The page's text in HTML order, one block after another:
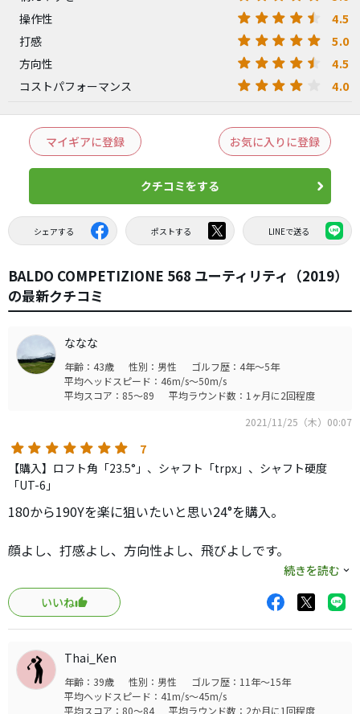
操作性 4.5
打感 5.0
方向性 4.5
コストパフォーマンス 4.0
マイギアに登録 お気に入りに登録
クチコミをする
シェアする ポストする LINEで送る
BALDO COMPETIZIONE 568 ユーティリティ（2019）
の最新クチコミ
ななな
年齢：43歳 性別：男性
ゴルフ歴：4年～5年
平均ヘッドスピード：46m/s～50m/s
平均スコア：85～89
平均ラウンド数：1ヶ月に2回程度
2021/11/25（木）00:07
7
【購入】ロフト角「23.5°」、シャフト「trpx」、シャフト硬度
「UT-6」
180から190Yを楽に狙いたいと思い24°を購入。
顔よし、打感よし、方向性よし、飛びよしです。
とにかく打っていて気持ちいい、弾道も素晴らしい。練習
場でも1番握ってしまうクラブです。
問題は5Iの代わりにと思っていたのに200から210Y飛んでし
まうため結局5Iが抜けなかったのですが、21°のUTを抜き
ました。
続きを読む
いいね
Thai_Ken
年齢：39歳 性別：男性
ゴルフ歴：11年～15年
平均ヘッドスピード：41m/s～45m/s
平均スコア：80～84
平均ラウンド数：2か月に1回程度